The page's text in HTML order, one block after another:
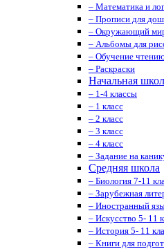
– Математика и
– Прописи для
– Окружающий
– Альбомы для
– Обучение
– Раскраски
Начальная
– 1-4 классы
– 1 класс
– 2 класс
– 3 класс
– 4 класс
– Задание на
Средняя школа
– Биология 7-11
– Зарубежная
– Иностранный
– Искусство 5- 11
– История 5- 11
– Книги для